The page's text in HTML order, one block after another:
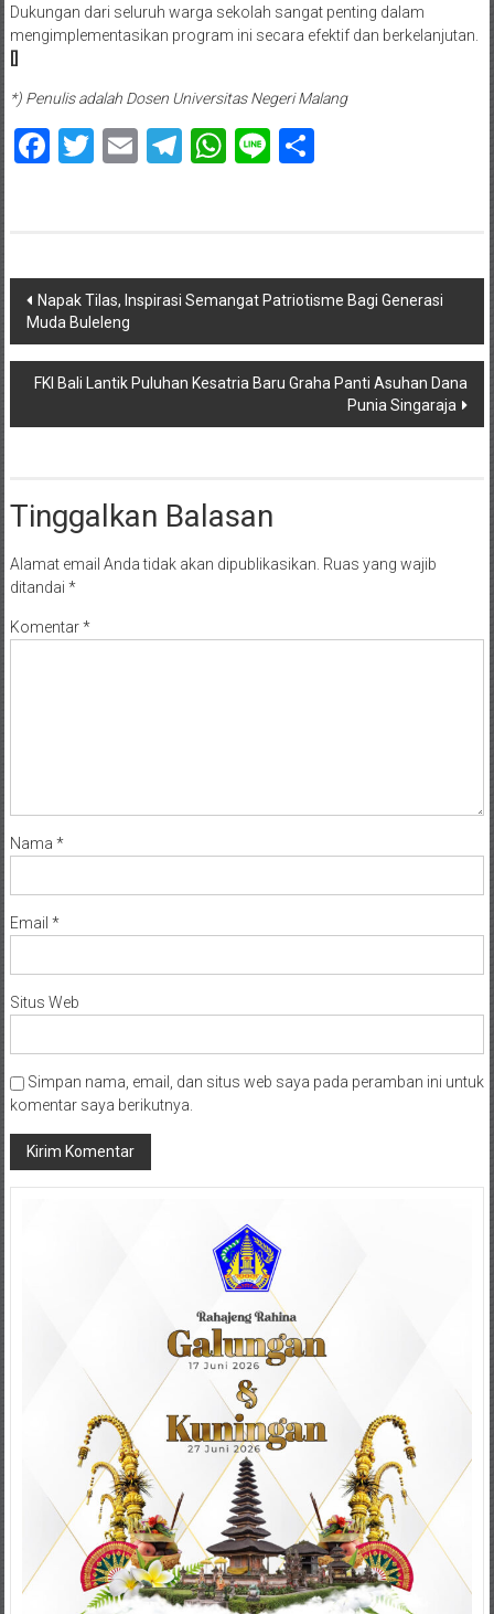
Dukungan dari seluruh warga sekolah sangat penting dalam
mengimplementasikan program ini secara efektif dan berkelanjutan.
*) Penulis adalah Dosen Universitas Negeri Malang
Facebook
Twitter
EmailTelegram
WhatsApp
LineShare
Navigasi
pos
Napak Tilas, Inspirasi Semangat Patriotisme Bagi Generasi
Muda Buleleng
FKI Bali Lantik Puluhan Kesatria Baru Graha Panti Asuhan Dana
Punia Singaraja
Tinggalkan Balasan
Alamat email Anda tidak akan dipublikasikan. Ruas yang wajib
ditandai *
Komentar*
Nama *
Email *
Situs Web
Simpan nama, email, dan situs web saya pada peramban ini untuk
komentar saya berikutnya.